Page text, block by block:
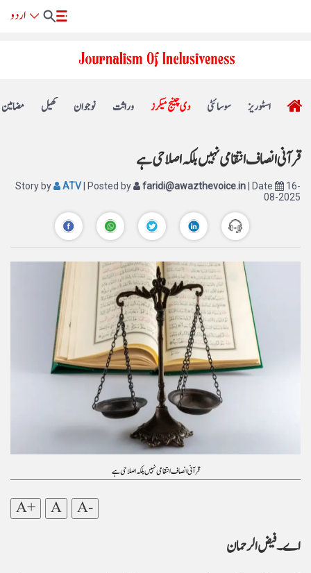
مضامین کھیل نوجوان وراثت دی چینج میکرز سوسائٹی اسٹوریز
قرآنی انصاف انتقامی نہیں بلکہ اصلاحی ہے
Story by ATV | Posted by faridi@awazthevoice.in | Date
16-
08-2025
قرآنی انصاف انتقامی نہیں بلکہ اصلاحی ہے
A+ A A-